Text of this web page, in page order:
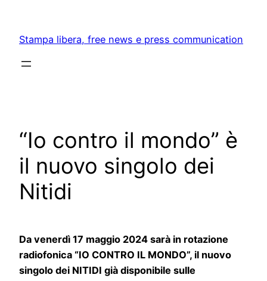
content
Stampa libera, free news e press communication
“Io contro il mondo” è
il nuovo singolo dei
Nitidi
Da venerdì 17 maggio 2024 sarà in rotazione
radiofonica “IO CONTRO IL MONDO”, il nuovo
singolo dei NITIDI già disponibile sulle